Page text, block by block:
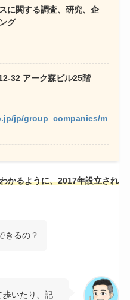
に関する調査、研究、企
グ
32 アーク森ビル25階
jp/group_companies/m
かるように、2017年設立され
きるの？
歩いたり、記